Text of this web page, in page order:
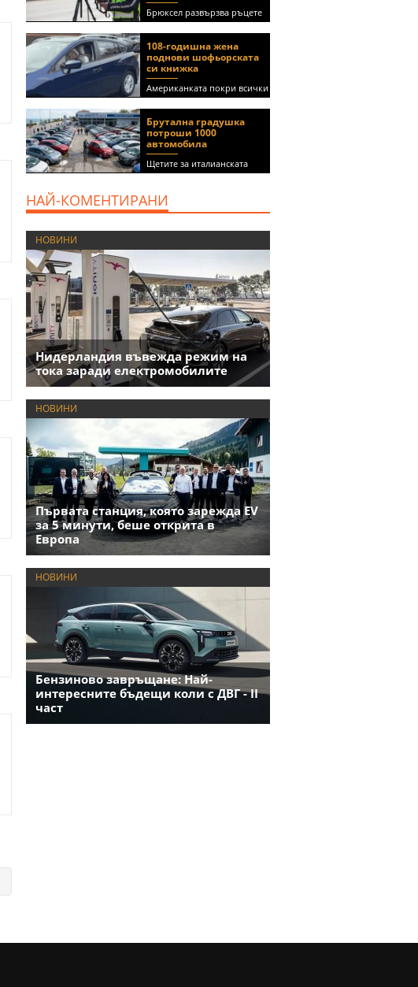
Брюксел развързва ръцете
на правителствата за
приложения като Waze и
Google Maps
108-годишна жена
поднови шофьорската
си книжка
Американката покри всички
медицински изисквания, за
(ВИДЕО)
Брутална градушка
потроши 1000
автомобила
Щетите за италианската
автокъща се оценяват на 5
НАЙ-КОМЕНТИРАНИ
НОВИНИ
Нидерландия въвежда режим на
тока заради електромобилите
НОВИНИ
Първата станция, която зарежда EV
за 5 минути, беше открита в
Европа
НОВИНИ
Бензиново завръщане: Най-
интересните бъдещи коли с ДВГ - II
част